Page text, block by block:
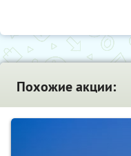
Похожие акции: